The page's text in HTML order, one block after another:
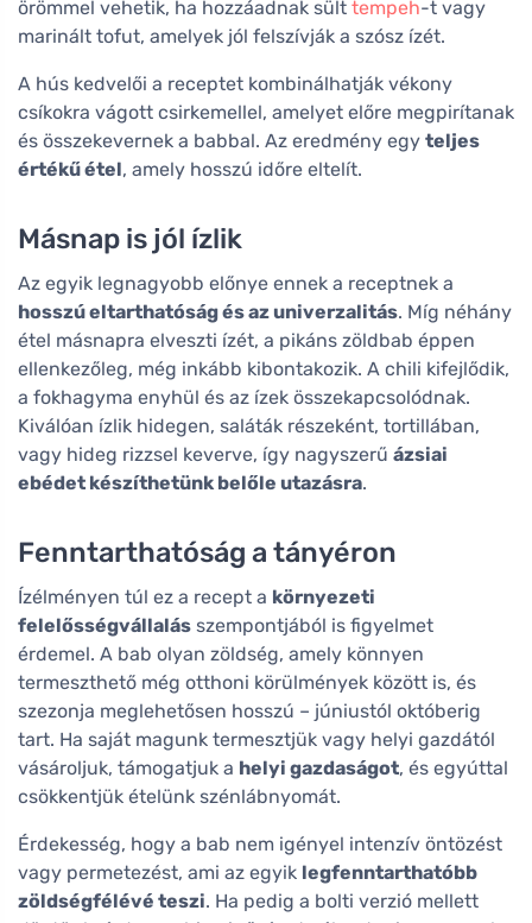
örömmel vehetik, ha hozzáadnak sült tempeh-t vagy
marinált tofut, amelyek jól felszívják a szósz ízét.
A hús kedvelői a receptet kombinálhatják vékony
csíkokra vágott csirkemellel, amelyet előre megpirítanak
és összekevernek a babbal. Az eredmény egy teljes
értékű étel, amely hosszú időre eltelít.
Másnap is jól ízlik
Az egyik legnagyobb előnye ennek a receptnek a
hosszú eltarthatóság és az univerzalitás. Míg néhány
étel másnapra elveszti ízét, a pikáns zöldbab éppen
ellenkezőleg, még inkább kibontakozik. A chili kifejlődik,
a fokhagyma enyhül és az ízek összekapcsolódnak.
Kiválóan ízlik hidegen, saláták részeként, tortillában,
vagy hideg rizzsel keverve, így nagyszerű ázsiai
ebédet készíthetünk belőle utazásra.
Fenntarthatóság a tányéron
Ízélményen túl ez a recept a környezeti
felelősségvállalás szempontjából is figyelmet
érdemel. A bab olyan zöldség, amely könnyen
termeszthető még otthoni körülmények között is, és
szezonja meglehetősen hosszú – júniustól októberig
tart. Ha saját magunk termesztjük vagy helyi gazdától
vásároljuk, támogatjuk a helyi gazdaságot, és egyúttal
csökkentjük ételünk szénlábnyomát.
Érdekesség, hogy a bab nem igényel intenzív öntözést
vagy permetezést, ami az egyik legfenntarthatóbb
zöldségfélévé teszi. Ha pedig a bolti verzió mellett